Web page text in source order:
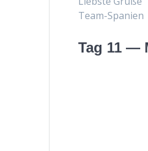
Team-Spanien
Tag 11 —